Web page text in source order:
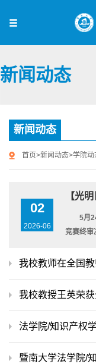
新闻动态
新闻动态
首页>新闻动态>学院动
02
2026-06
【光
5月
竞赛终审
我校教师在全国
我校教授王英荣
法学院/知识产权
暨南大学法学院/